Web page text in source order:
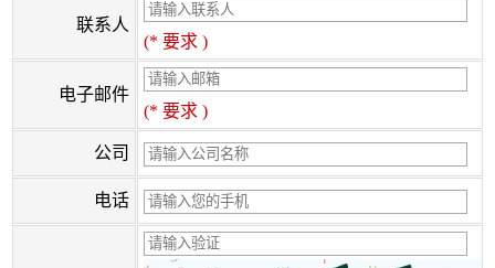
联系人
(* 要求 )
电子邮件
(* 要求 )
公司
电话